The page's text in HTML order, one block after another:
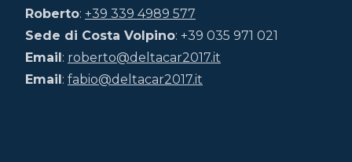
Roberto: +39 339 4989 577
Sede di Costa Volpino: +39 035 971 021
Email: roberto@deltacar2017.it
Email: fabio@deltacar2017.it